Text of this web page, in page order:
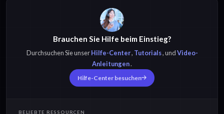
Italienisch M4A zu
Italienisch OPUS zu
Italienisch OGG zu
Italienisch WAV zu
Text
Brauchen Sie Hilfe beim Einstieg?
Durchsuchen Sie unserHilfe-Center, Tutorials, undVideo-
Anleitungen.
Hilfe-Center besuchen
BELIEBTE RESSOURCEN